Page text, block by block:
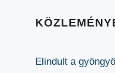
Elindult a